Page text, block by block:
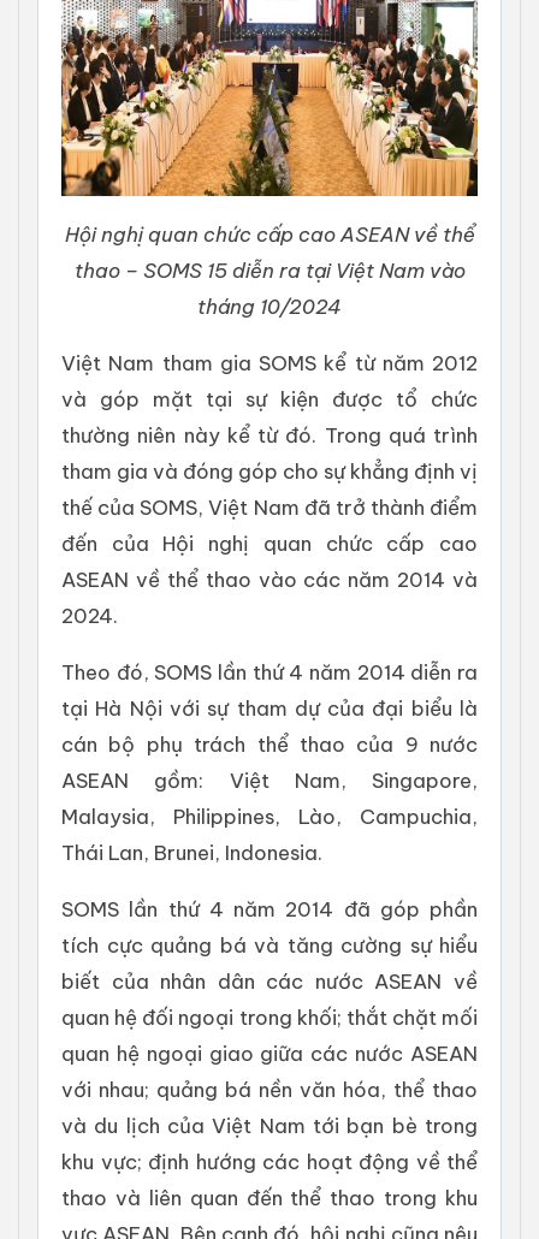
Hội nghị quan chức cấp cao ASEAN về thể
thao – SOMS 15 diễn ra tại Việt Nam vào
tháng 10/2024
Việt Nam tham gia SOMS kể từ năm 2012
và góp mặt tại sự kiện được tổ chức
thường niên này kể từ đó. Trong quá trình
tham gia và đóng góp cho sự khẳng định vị
thế của SOMS, Việt Nam đã trở thành điểm
đến của Hội nghị quan chức cấp cao
ASEAN về thể thao vào các năm 2014 và
2024.
Theo đó, SOMS lần thứ 4 năm 2014 diễn ra
tại Hà Nội với sự tham dự của đại biểu là
cán bộ phụ trách thể thao của 9 nước
ASEAN gồm: Việt Nam, Singapore,
Malaysia, Philippines, Lào, Campuchia,
Thái Lan, Brunei, Indonesia.
SOMS lần thứ 4 năm 2014 đã góp phần
tích cực quảng bá và tăng cường sự hiểu
biết của nhân dân các nước ASEAN về
quan hệ đối ngoại trong khối; thắt chặt mối
quan hệ ngoại giao giữa các nước ASEAN
với nhau; quảng bá nền văn hóa, thể thao
và du lịch của Việt Nam tới bạn bè trong
khu vực; định hướng các hoạt động về thể
thao và liên quan đến thể thao trong khu
vực ASEAN. Bên cạnh đó, hội nghị cũng nêu